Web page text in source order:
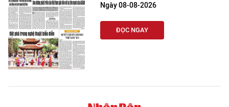
CHƯƠNG TRÌNH OCOP - MỖI XÃ
MỘT SẢN PHẨM
RADIO
MEDIA CENTER
Ngày 08-08-2026
ĐỌC NGAY